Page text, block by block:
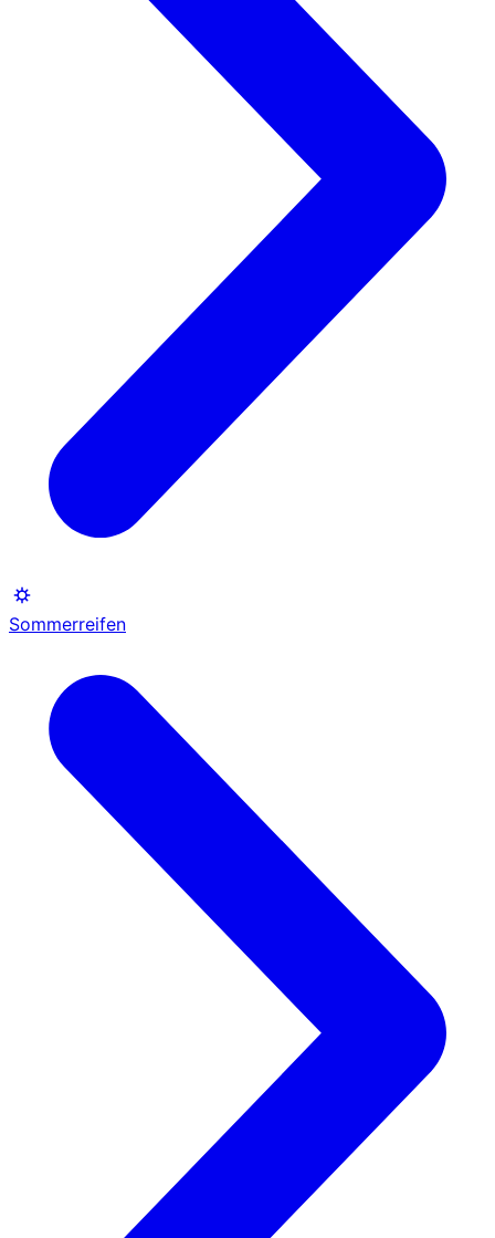
Sommerreifen